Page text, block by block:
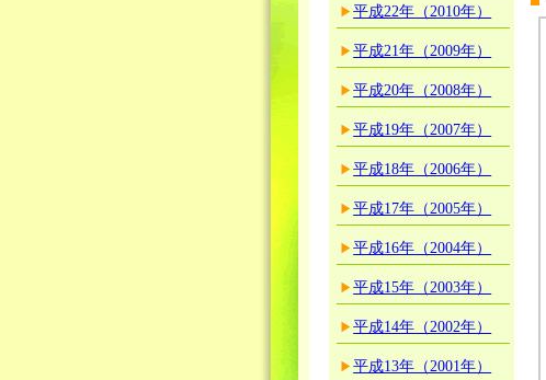
平成22年（2010年）
平成21年（2009年）
平成20年（2008年）
平成19年（2007年）
平成18年（2006年）
平成17年（2005年）
平成16年（2004年）
平成15年（2003年）
平成14年（2002年）
平成13年（2001年）